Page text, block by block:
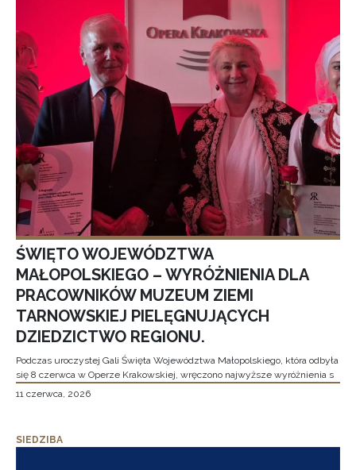
ŚWIĘTO WOJEWÓDZTWA
MAŁOPOLSKIEGO – WYRÓŻNIENIA DLA
PRACOWNIKÓW MUZEUM ZIEMI
TARNOWSKIEJ PIELĘGNUJĄCYCH
DZIEDZICTWO REGIONU.
Podczas uroczystej Gali Święta Województwa Małopolskiego, która odbyła
się 8 czerwca w Operze Krakowskiej, wręczono najwyższe wyróżnienia s
11 czerwca, 2026
SIEDZIBA